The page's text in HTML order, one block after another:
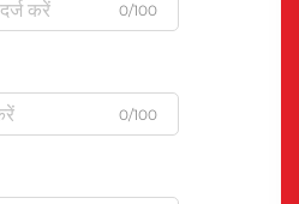
0/100
0/100